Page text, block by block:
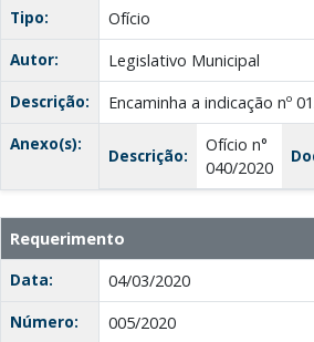
Tipo:
Ofício
Autor:
Legislativo Municipal
Descrição:
Encaminha a indicação nº
Anexo(s):
Descrição:
Ofício n°
040/2020
Requerimento
Data:
04/03/2020
Número:
005/2020